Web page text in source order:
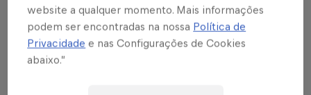
Cores de uniformes permitidas para goleiros
Pode qualquer cor?
website a qualquer momento. Mais informações
podem ser encontradas na nossa Política de
Privacidade e nas Configurações de Cookies
abaixo.”